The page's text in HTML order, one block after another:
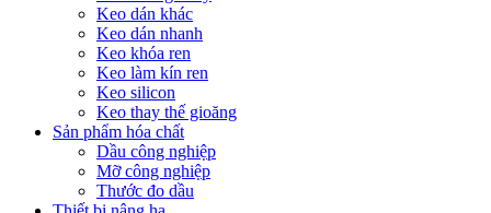
Keo dán khác
Keo dán nhanh
Keo khóa ren
Keo làm kín ren
Keo silicon
Keo thay thế gioăng
Sản phẩm hóa chất
Dầu công nghiệp
Mỡ công nghiệp
Thước đo dầu